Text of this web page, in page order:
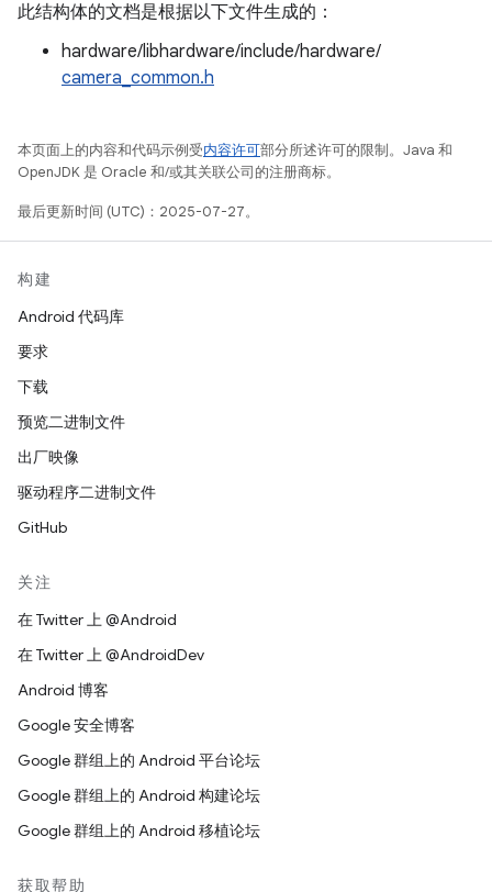
此结构体的文档是根据以下文件生成的：
hardware/libhardware/include/hardware/
camera_common.h
本页面上的内容和代码示例受内容许可部分所述许可的限制。Java 和
OpenJDK 是 Oracle 和/或其关联公司的注册商标。
最后更新时间 (UTC)：2025-07-27。
构建
Android 代码库
要求
下载
预览二进制文件
出厂映像
驱动程序二进制文件
GitHub
关注
在 Twitter 上 @Android
在 Twitter 上 @AndroidDev
Android 博客
Google 安全博客
Google 群组上的 Android 平台论坛
Google 群组上的 Android 构建论坛
Google 群组上的 Android 移植论坛
获取帮助